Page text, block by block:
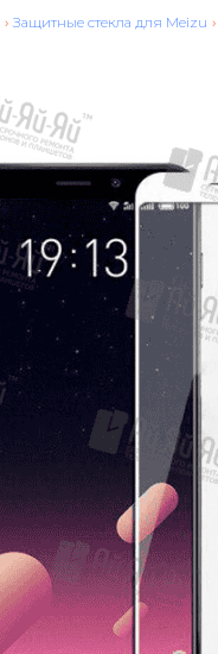
› Защитные стекла для Meizu ›